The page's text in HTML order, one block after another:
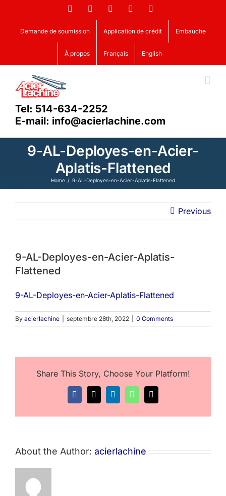
to
content
FacebookLinkedIn YouTube
Demande de soumission Application de crédit Embauche
À propos Français English
Tel: 514-634-2252
E-mail: info@acierlachine.com
9-AL-Deployes-en-Acier-
Aplatis-Flattened
Home 9-AL-Deployes-en-Acier-Aplatis-Flattened
Previous
9-AL-Deployes-en-Acier-Aplatis-
Flattened
9-AL-Deployes-en-Acier-Aplatis-Flattened
By acierlachine septembre 28th, 2022 0 Comments
Share This Story, Choose Your Platform!
Facebook
X LinkedInWhatsApp
Email
About the Author: acierlachine